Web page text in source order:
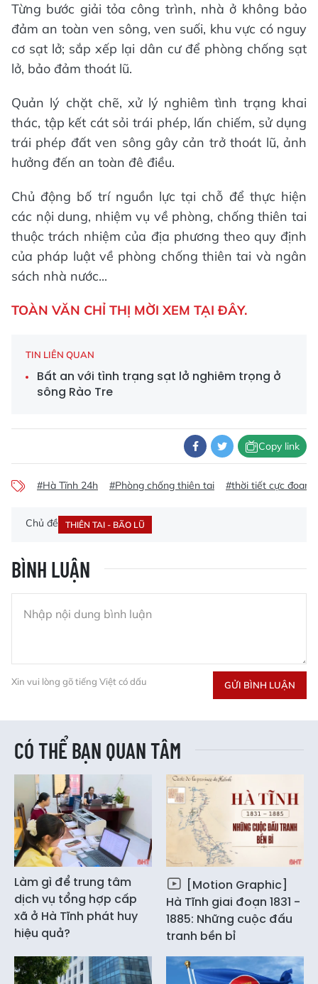
Từng bước giải tỏa công trình, nhà ở không bảo
đảm an toàn ven sông, ven suối, khu vực có nguy
cơ sạt lở; sắp xếp lại dân cư để phòng chống sạt
lở, bảo đảm thoát lũ.
Quản lý chặt chẽ, xử lý nghiêm tình trạng khai
thác, tập kết cát sỏi trái phép, lấn chiếm, sử dụng
trái phép đất ven sông gây cản trở thoát lũ, ảnh
hưởng đến an toàn đê điều.
Chủ động bố trí nguồn lực tại chỗ để thực hiện
các nội dung, nhiệm vụ về phòng, chống thiên tai
thuộc trách nhiệm của địa phương theo quy định
của pháp luật về phòng chống thiên tai và ngân
sách nhà nước...
TOÀN VĂN CHỈ THỊ MỜI XEM TẠI ĐÂY.
TIN LIÊN QUAN
Bất an với tình trạng sạt lở nghiêm trọng ở
sông Rào Tre
Copy link
#Hà Tĩnh 24h #Phòng chống thiên tai #thời tiết cực đoan
Chủ đề THIÊN TAI - BÃO LŨ
BÌNH LUẬN
Xin vui lòng gõ tiếng Việt có dấu GỬI BÌNH LUẬN
CÓ THỂ BẠN QUAN TÂM
Làm gì để trung tâm
dịch vụ tổng hợp cấp
xã ở Hà Tĩnh phát huy
hiệu quả?
[Motion Graphic]
Hà Tĩnh giai đoạn 1831 -
1885: Những cuộc đấu
tranh bền bỉ